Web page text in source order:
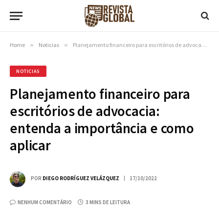
Home » Noticias » Planejamento financeiro para escritórios de advocacia: entenda a importância e como aplicar
NOTICIAS
Planejamento financeiro para
escritórios de advocacia:
entenda a importância e como
aplicar
POR DIEGO RODRÍGUEZ VELÁZQUEZ 17/10/2022
NENHUM COMENTÁRIO 3 MINS DE LEITURA